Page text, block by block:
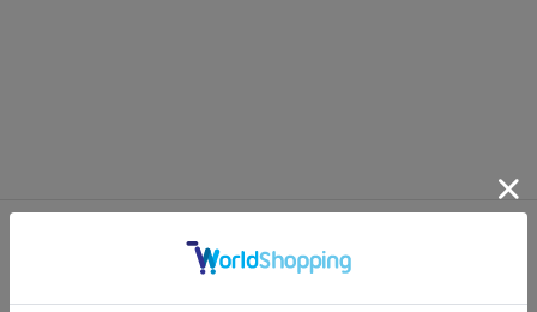
最新情報を受け取る